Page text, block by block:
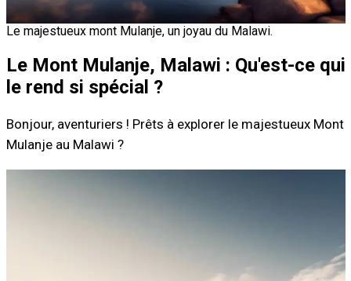
Le majestueux mont Mulanje, un joyau du Malawi.
Le Mont Mulanje, Malawi : Qu'est-ce qui
le rend si spécial ?
Bonjour, aventuriers ! Prêts à explorer le majestueux Mont
Mulanje au Malawi ?